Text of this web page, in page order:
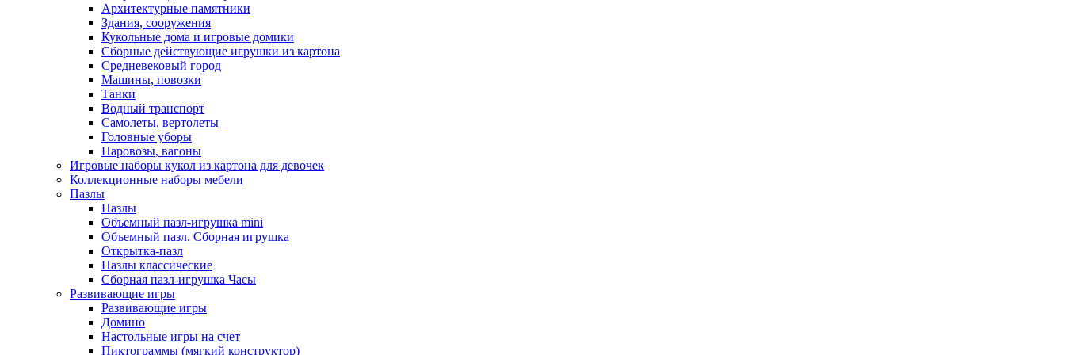
Архитектурные памятники
Здания, сооружения
Кукольные дома и игровые домики
Сборные действующие игрушки из картона
Средневековый город
Машины, повозки
Танки
Водный транспорт
Самолеты, вертолеты
Головные уборы
Паровозы, вагоны
Игровые наборы кукол из картона для девочек
Коллекционные наборы мебели
Пазлы
Пазлы
Объемный пазл-игрушка mini
Объемный пазл. Сборная игрушка
Открытка-пазл
Пазлы классические
Сборная пазл-игрушка Часы
Развивающие игры
Развивающие игры
Домино
Настольные игры на счет
Пиктограммы (мягкий конструктор)